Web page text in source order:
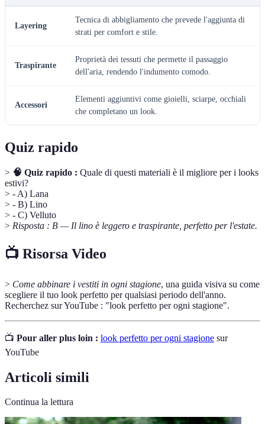
Layering
Tecnica di abbigliamento che prevede l'aggiunta di
strati per comfort e stile.
Traspirante
Proprietà dei tessuti che permette il passaggio
dell'aria, rendendo l'indumento comodo.
Accessori
Elementi aggiuntivi come gioielli, sciarpe, occhiali
che completano un look.
Quiz rapido
> 🧠 Quiz rapido : Quale di questi materiali è il migliore per i looks
estivi?
> - A) Lana
> - B) Lino
> - C) Velluto
> Risposta : B — Il lino è leggero e traspirante, perfetto per l'estate.
📺 Risorsa Video
> Come abbinare i vestiti in ogni stagione, una guida visiva su come
scegliere il tuo look perfetto per qualsiasi periodo dell'anno.
Recherchez sur YouTube : "look perfetto per ogni stagione".
📺 Pour aller plus loin : look perfetto per ogni stagione sur
YouTube
Articoli simili
Continua la lettura